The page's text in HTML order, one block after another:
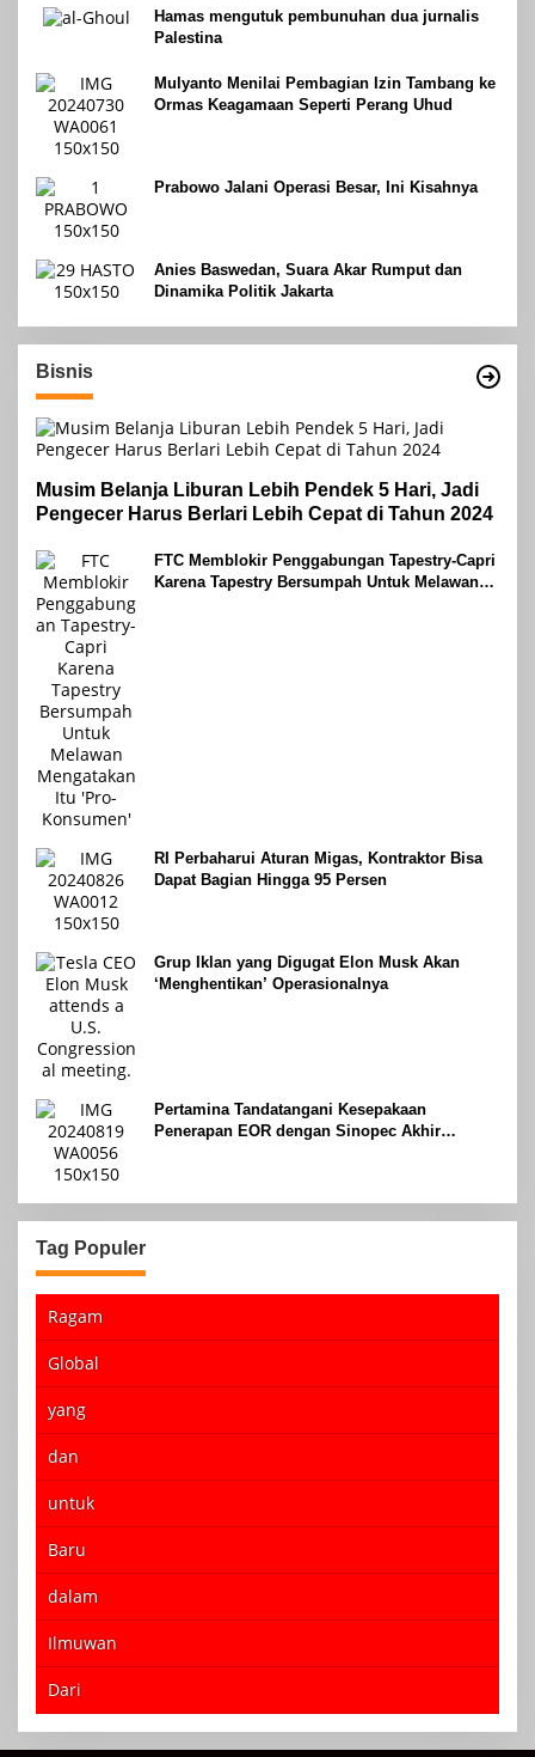
Hamas mengutuk pembunuhan dua jurnalis
Palestina
Mulyanto Menilai Pembagian Izin Tambang ke
Ormas Keagamaan Seperti Perang Uhud
Prabowo Jalani Operasi Besar, Ini Kisahnya
Anies Baswedan, Suara Akar Rumput dan
Dinamika Politik Jakarta
Bisnis
Musim Belanja Liburan Lebih Pendek 5 Hari, Jadi
Pengecer Harus Berlari Lebih Cepat di Tahun 2024
FTC Memblokir Penggabungan Tapestry-Capri
Karena Tapestry Bersumpah Untuk Melawan
RI Perbaharui Aturan Migas, Kontraktor Bisa
Dapat Bagian Hingga 95 Persen
Grup Iklan yang Digugat Elon Musk Akan
‘Menghentikan’ Operasionalnya
Pertamina Tandatangani Kesepakaan
Penerapan EOR dengan Sinopec Akhir
Tag Populer
Ragam
Global
yang
dan
untuk
Baru
dalam
Ilmuwan
Dari